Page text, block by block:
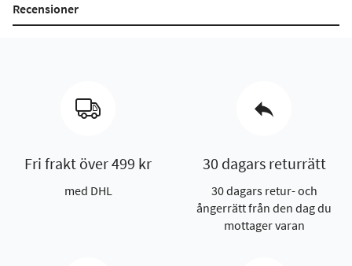
Recensioner
Fri frakt över 499 kr
med DHL
30 dagars returrätt
30 dagars retur- och
ångerrätt från den dag du
mottager varan